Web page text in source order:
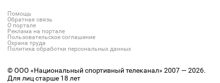
Помощь
Обратная связь
О портале
Реклама на портале
Пользовательское соглашение
Охрана труда
Политика обработки персональных данных
© ООО «Национальный спортивный телеканал» 2007 — 2026.
Для лиц старше 18 лет